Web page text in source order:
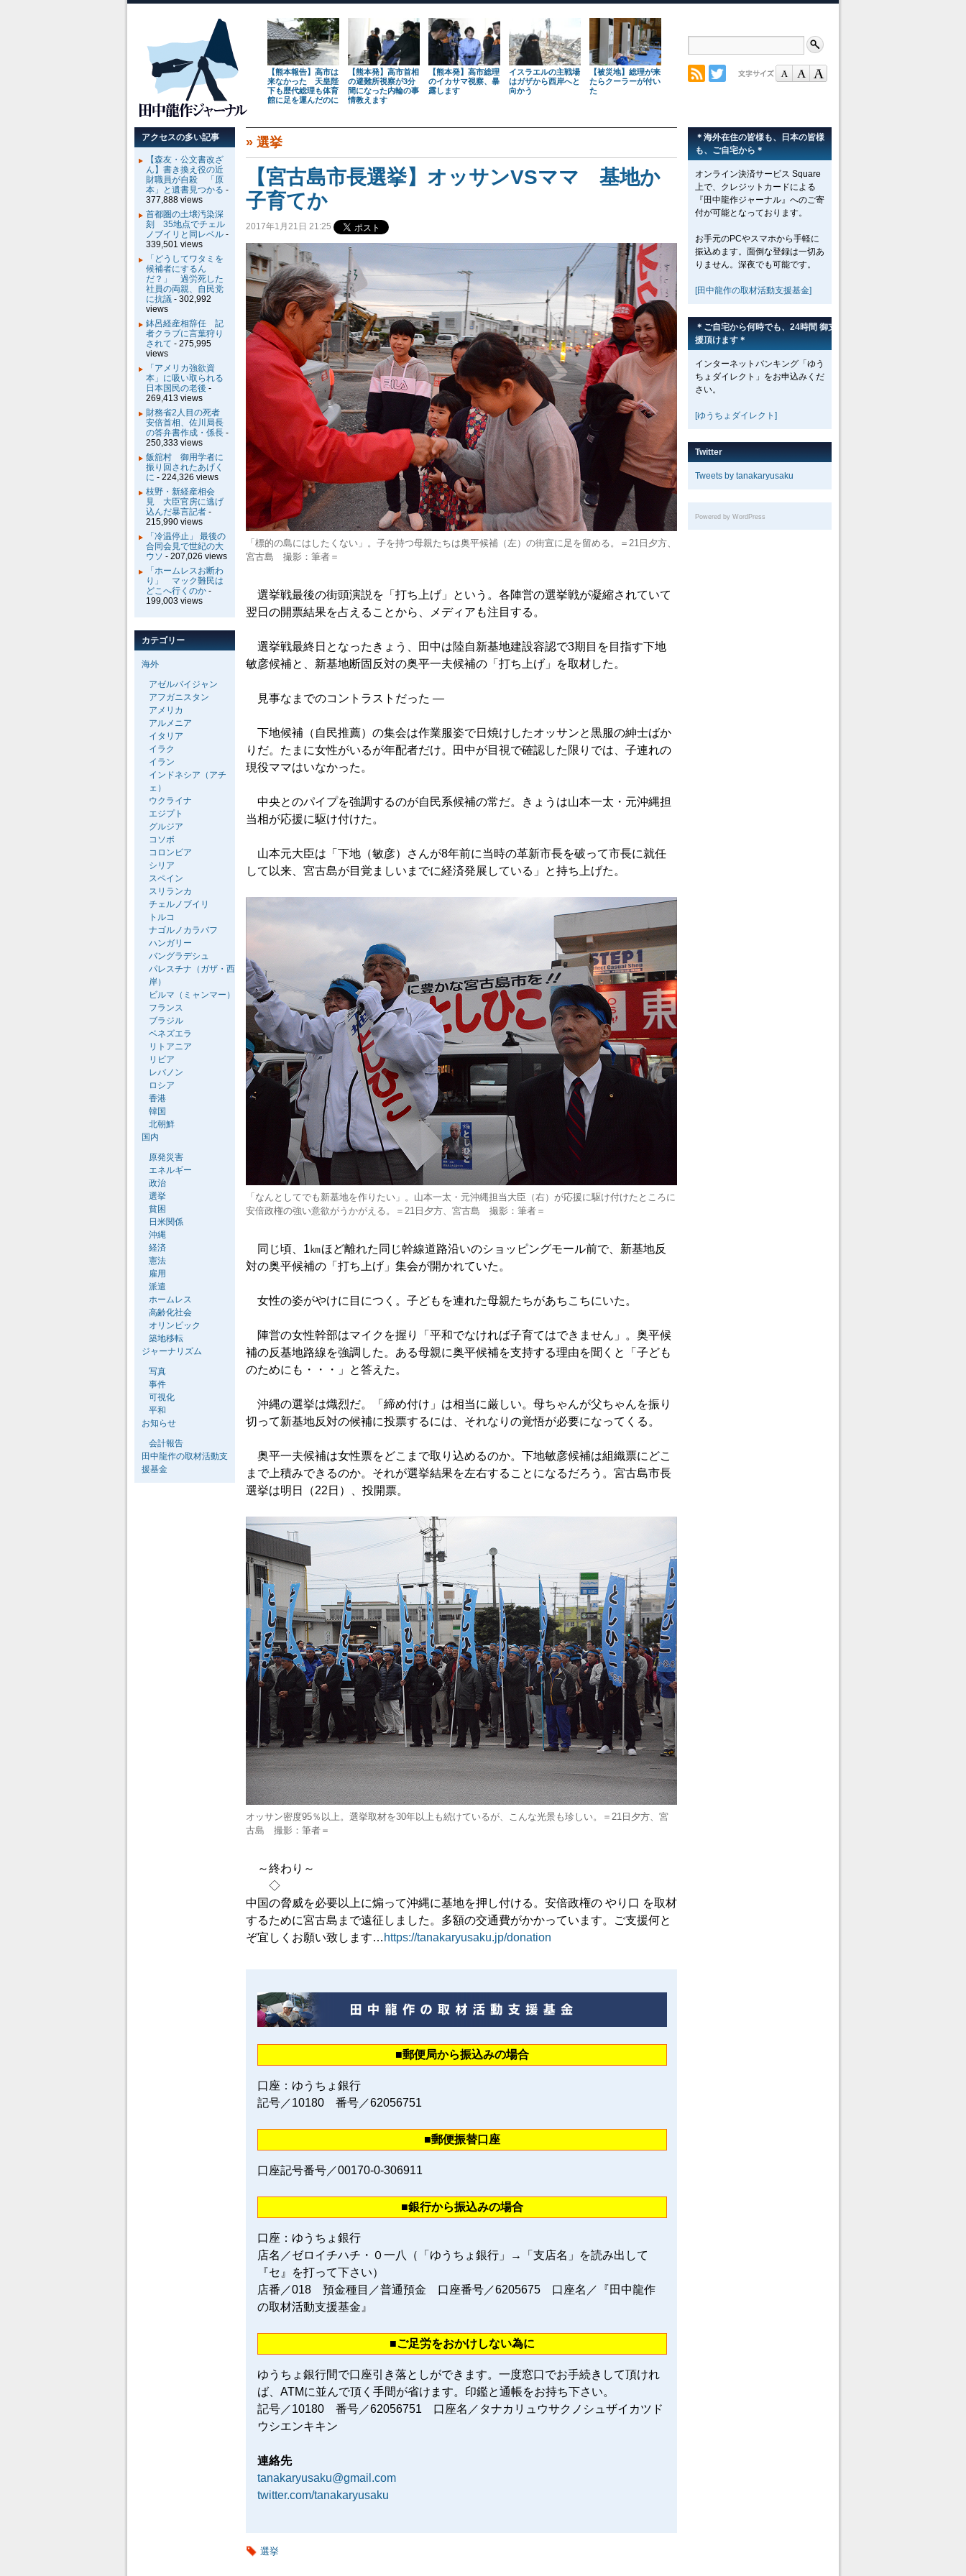
【熊本報告】高市は
来なかった 天皇陛
下も歴代総理も体育
館に足を運んだのに
【熊本発】高市首相
の避難所視察が3分
間になった内輪の事
情教えます
【熊本発】高市総理
のイカサマ視察、暴
露します
イスラエルの主戦場
はガザから西岸へと
向かう
【被災地】総理が来
たらクーラーが付い
た
» 選挙
【宮古島市長選挙】オッサンVSママ 基地か
子育てか
2017年1月21日 21:25
「標的の島にはしたくない」。子を持つ母親たちは奥平候補（左）の街宣に足を留める。＝21日夕方、
宮古島 撮影：筆者＝
選挙戦最後の街頭演説を「打ち上げ」という。各陣営の選挙戦が凝縮されていて
翌日の開票結果を占えることから、メディアも注目する。
選挙戦最終日となったきょう、田中は陸自新基地建設容認で3期目を目指す下地
敏彦候補と、新基地断固反対の奥平一夫候補の「打ち上げ」を取材した。
見事なまでのコントラストだった ―
下地候補（自民推薦）の集会は作業服姿で日焼けしたオッサンと黒服の紳士ばか
りだ。たまに女性がいるが年配者だけ。田中が目視で確認した限りでは、子連れの
現役ママはいなかった。
中央とのパイプを強調するのが自民系候補の常だ。きょうは山本一太・元沖縄担
当相が応援に駆け付けた。
山本元大臣は「下地（敏彦）さんが8年前に当時の革新市長を破って市長に就任
して以来、宮古島が目覚ましいまでに経済発展している」と持ち上げた。
「なんとしてでも新基地を作りたい」。山本一太・元沖縄担当大臣（右）が応援に駆け付けたところに
安倍政権の強い意欲がうかがえる。＝21日夕方、宮古島 撮影：筆者＝
同じ頃、1㎞ほど離れた同じ幹線道路沿いのショッピングモール前で、新基地反
対の奥平候補の「打ち上げ」集会が開かれていた。
女性の姿がやけに目につく。子どもを連れた母親たちがあちこちにいた。
陣営の女性幹部はマイクを握り「平和でなければ子育てはできません」。奥平候
補の反基地路線を強調した。ある母親に奥平候補を支持する理由を聞くと「子ども
のためにも・・・」と答えた。
沖縄の選挙は熾烈だ。「締め付け」は相当に厳しい。母ちゃんが父ちゃんを振り
切って新基地反対の候補に投票するには、それなりの覚悟が必要になってくる。
奥平一夫候補は女性票をどこまで取り込めるのか。下地敏彦候補は組織票にどこ
まで上積みできるのか。それが選挙結果を左右することになるだろう。宮古島市長
選挙は明日（22日）、投開票。
オッサン密度95％以上。選挙取材を30年以上も続けているが、こんな光景も珍しい。＝21日夕方、宮
古島 撮影：筆者＝
～終わり～
◇
中国の脅威を必要以上に煽って沖縄に基地を押し付ける。安倍政権の やり口 を取材
するために宮古島まで遠征しました。多額の交通費がかかっています。ご支援何と
ぞ宜しくお願い致します… https://tanakaryusaku.jp/donation
■郵便局から振込みの場合
口座：ゆうちょ銀行
記号／10180 番号／62056751
■郵便振替口座
口座記号番号／00170‐0‐306911
■銀行から振込みの場合
口座：ゆうちょ銀行
店名／ゼロイチハチ・０一八（「ゆうちょ銀行」→「支店名」を読み出して
『セ』を打って下さい）
店番／018 預金種目／普通預金 口座番号／6205675 口座名／『田中龍作
の取材活動支援基金』
■ご足労をおかけしない為に
ゆうちょ銀行間で口座引き落としができます。一度窓口でお手続きして頂けれ
ば、ATMに並んで頂く手間が省けます。印鑑と通帳をお持ち下さい。
記号／10180 番号／62056751 口座名／タナカリュウサクノシュザイカツド
ウシエンキキン
連絡先
tanakaryusaku@gmail.com
twitter.com/tanakaryusaku
選挙
＊海外在住の皆様も、日本の皆様
も、ご自宅から＊
オンライン決済サービス Square
上で、クレジットカードによる
『田中龍作ジャーナル』へのご寄
付が可能となっております。
お手元のPCやスマホから手軽に
振込めます。面倒な登録は一切あ
りません。深夜でも可能です。
[田中龍作の取材活動支援基金]
＊ご自宅から何時でも、24時間 御支
援頂けます＊
インターネットバンキング「ゆう
ちょダイレクト」をお申込みくだ
さい。
[ゆうちょダイレクト]
Twitter
Tweets by tanakaryusaku
Powered by WordPress
アクセスの多い記事
【森友・公文書改ざ
ん】書き換え役の近
財職員が自殺 「原
本」と遺書見つかる -
377,888 views
首都圏の土壌汚染深
刻 35地点でチェル
ノブイリと同レベル -
339,501 views
「どうしてワタミを
候補者にするん
だ？」 過労死した
社員の両親、自民党
に抗議 - 302,992
views
鉢呂経産相辞任 記
者クラブに言葉狩り
されて - 275,995
views
「アメリカ強欲資
本」に吸い取られる
日本国民の老後 -
269,413 views
財務省2人目の死者
安倍首相、佐川局長
の答弁書作成・係長 -
250,333 views
飯舘村 御用学者に
振り回されたあげく
に - 224,326 views
枝野・新経産相会
見 大臣官房に逃げ
込んだ暴言記者 -
215,990 views
「冷温停止」 最後の
合同会見で世紀の大
ウソ - 207,026 views
「ホームレスお断わ
り」 マック難民は
どこへ行くのか -
199,003 views
カテゴリー
海外
アゼルバイジャン
アフガニスタン
アメリカ
アルメニア
イタリア
イラク
イラン
インドネシア（アチ
ェ）
ウクライナ
エジプト
グルジア
コソボ
コロンビア
シリア
スペイン
スリランカ
チェルノブイリ
トルコ
ナゴルノカラバフ
ハンガリー
バングラデシュ
パレスチナ（ガザ・西
岸）
ビルマ（ミャンマー）
フランス
ブラジル
ベネズエラ
リトアニア
リビア
レバノン
ロシア
香港
韓国
北朝鮮
国内
原発災害
エネルギー
政治
選挙
貧困
日米関係
沖縄
経済
憲法
雇用
派遣
ホームレス
高齢化社会
オリンピック
築地移転
ジャーナリズム
写真
事件
可視化
平和
お知らせ
会計報告
田中龍作の取材活動支
援基金